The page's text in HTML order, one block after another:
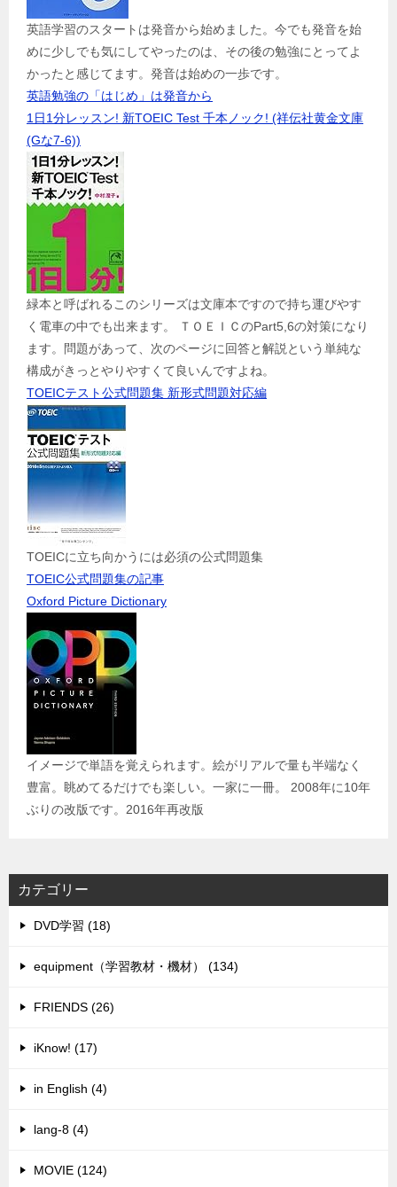
英語学習のスタートは発音から始めました。今でも発音を始
めに少しでも気にしてやったのは、その後の勉強にとってよ
かったと感じてます。発音は始めの一歩です。
英語勉強の「はじめ」は発音から
1日1分レッスン! 新TOEIC Test 千本ノック! (祥伝社黄金文庫
(Gな7-6))
緑本と呼ばれるこのシリーズは文庫本ですので持ち運びやす
く電車の中でも出来ます。 ＴＯＥＩＣのPart5,6の対策になり
ます。問題があって、次のページに回答と解説という単純な
構成がきっとやりやすくて良いんですよね。
TOEICテスト公式問題集 新形式問題対応編
TOEICに立ち向かうには必須の公式問題集
TOEIC公式問題集の記事
Oxford Picture Dictionary
イメージで単語を覚えられます。絵がリアルで量も半端なく
豊富。眺めてるだけでも楽しい。一家に一冊。 2008年に10年
ぶりの改版です。2016年再改版
カテゴリー
DVD学習 (18)
equipment（学習教材・機材） (134)
FRIENDS (26)
iKnow! (17)
in English (4)
lang-8 (4)
MOVIE (124)